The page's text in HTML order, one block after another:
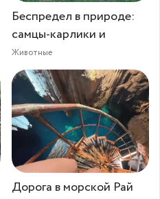
Беспредел в природе:
самцы-карлики и
Животные
Дорога в морской Рай